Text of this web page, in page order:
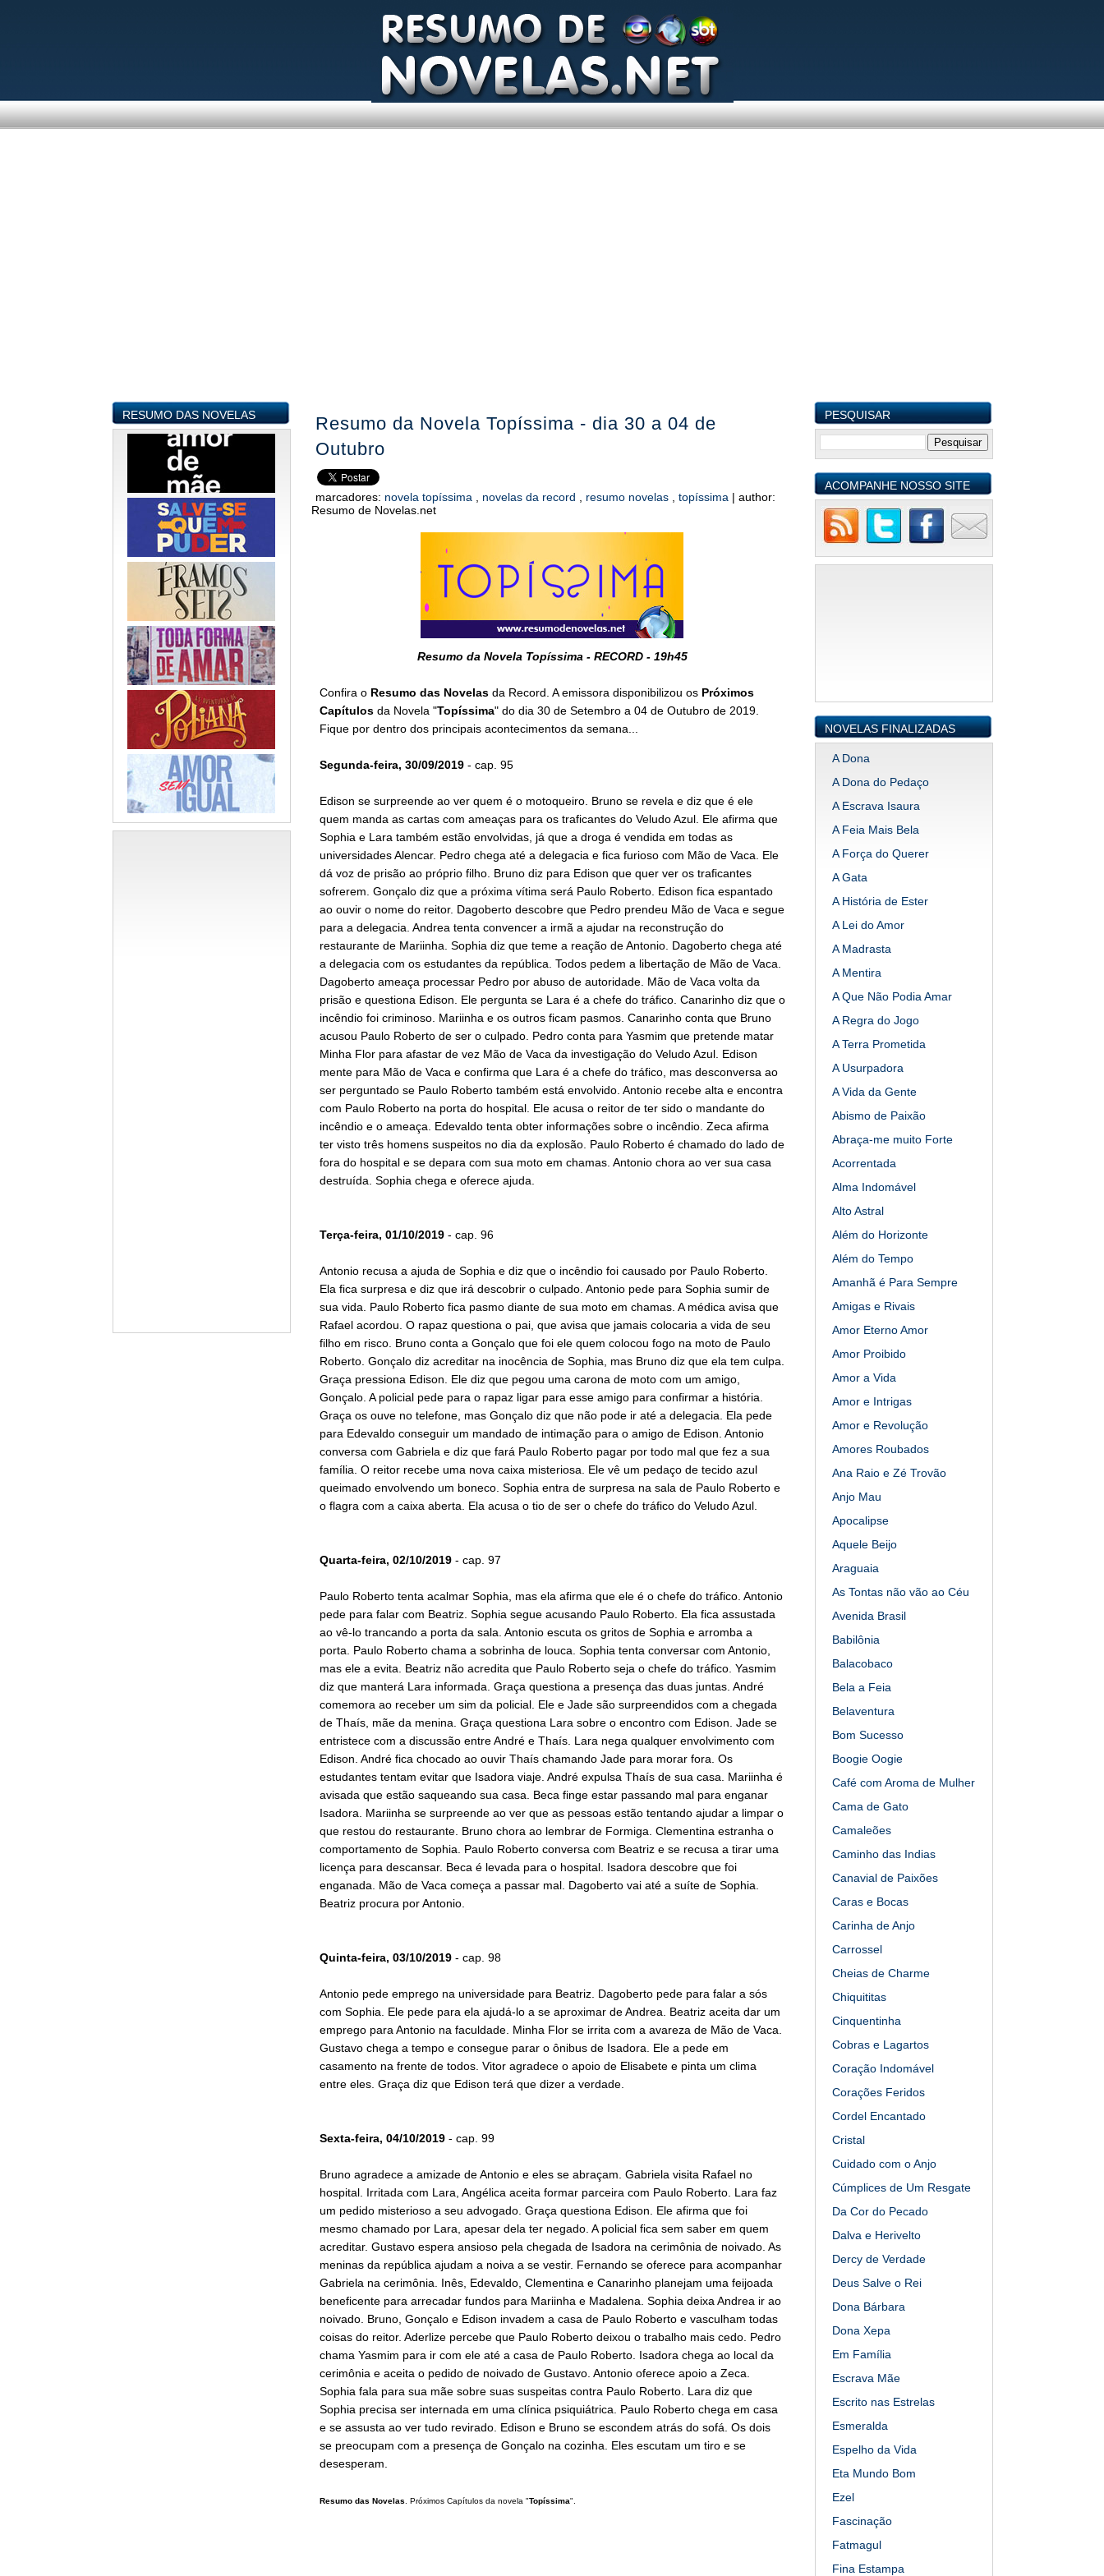
RESUMO DAS NOVELAS
Resumo da Novela Topíssima - dia 30 a 04 de
Outubro
marcadores: novela topíssima novelas da record resumo novelas topíssima | author:
Resumo de Novelas.net
Resumo da Novela Topíssima - RECORD - 19h45
Confira o Resumo das Novelasda Record. A emissora disponibilizou os Próximos
Capítulosda Novela "Topíssima" do dia 30 de Setembro a 04 de Outubro de 2019.
Fique por dentro dos principais acontecimentos da semana...
Segunda-feira, 30/09/2019- cap. 95
Edison se surpreende ao ver quem é o motoqueiro. Bruno se revela e diz que é ele
quem manda as cartas com ameaças para os traficantes do Veludo Azul. Ele afirma que
Sophia e Lara também estão envolvidas, já que a droga é vendida em todas as
universidades Alencar. Pedro chega até a delegacia e fica furioso com Mão de Vaca. Ele
dá voz de prisão ao próprio filho. Bruno diz para Edison que quer ver os traficantes
sofrerem. Gonçalo diz que a próxima vítima será Paulo Roberto. Edison fica espantado
ao ouvir o nome do reitor. Dagoberto descobre que Pedro prendeu Mão de Vaca e segue
para a delegacia. Andrea tenta convencer a irmã a ajudar na reconstrução do
restaurante de Mariinha. Sophia diz que teme a reação de Antonio. Dagoberto chega até
a delegacia com os estudantes da república. Todos pedem a libertação de Mão de Vaca.
Dagoberto ameaça processar Pedro por abuso de autoridade. Mão de Vaca volta da
prisão e questiona Edison. Ele pergunta se Lara é a chefe do tráfico. Canarinho diz que o
incêndio foi criminoso. Mariinha e os outros ficam pasmos. Canarinho conta que Bruno
acusou Paulo Roberto de ser o culpado. Pedro conta para Yasmim que pretende matar
Minha Flor para afastar de vez Mão de Vaca da investigação do Veludo Azul. Edison
mente para Mão de Vaca e confirma que Lara é a chefe do tráfico, mas desconversa ao
ser perguntado se Paulo Roberto também está envolvido. Antonio recebe alta e encontra
com Paulo Roberto na porta do hospital. Ele acusa o reitor de ter sido o mandante do
incêndio e o ameaça. Edevaldo tenta obter informações sobre o incêndio. Zeca afirma
ter visto três homens suspeitos no dia da explosão. Paulo Roberto é chamado do lado de
fora do hospital e se depara com sua moto em chamas. Antonio chora ao ver sua casa
destruída. Sophia chega e oferece ajuda.
Terça-feira, 01/10/2019- cap. 96
Antonio recusa a ajuda de Sophia e diz que o incêndio foi causado por Paulo Roberto.
Ela fica surpresa e diz que irá descobrir o culpado. Antonio pede para Sophia sumir de
sua vida. Paulo Roberto fica pasmo diante de sua moto em chamas. A médica avisa que
Rafael acordou. O rapaz questiona o pai, que avisa que jamais colocaria a vida de seu
filho em risco. Bruno conta a Gonçalo que foi ele quem colocou fogo na moto de Paulo
Roberto. Gonçalo diz acreditar na inocência de Sophia, mas Bruno diz que ela tem culpa.
Graça pressiona Edison. Ele diz que pegou uma carona de moto com um amigo,
Gonçalo. A policial pede para o rapaz ligar para esse amigo para confirmar a história.
Graça os ouve no telefone, mas Gonçalo diz que não pode ir até a delegacia. Ela pede
para Edevaldo conseguir um mandado de intimação para o amigo de Edison. Antonio
conversa com Gabriela e diz que fará Paulo Roberto pagar por todo mal que fez a sua
família. O reitor recebe uma nova caixa misteriosa. Ele vê um pedaço de tecido azul
queimado envolvendo um boneco. Sophia entra de surpresa na sala de Paulo Roberto e
o flagra com a caixa aberta. Ela acusa o tio de ser o chefe do tráfico do Veludo Azul.
Quarta-feira, 02/10/2019- cap. 97
Paulo Roberto tenta acalmar Sophia, mas ela afirma que ele é o chefe do tráfico. Antonio
pede para falar com Beatriz. Sophia segue acusando Paulo Roberto. Ela fica assustada
ao vê-lo trancando a porta da sala. Antonio escuta os gritos de Sophia e arromba a
porta. Paulo Roberto chama a sobrinha de louca. Sophia tenta conversar com Antonio,
mas ele a evita. Beatriz não acredita que Paulo Roberto seja o chefe do tráfico. Yasmim
diz que manterá Lara informada. Graça questiona a presença das duas juntas. André
comemora ao receber um sim da policial. Ele e Jade são surpreendidos com a chegada
de Thaís, mãe da menina. Graça questiona Lara sobre o encontro com Edison. Jade se
entristece com a discussão entre André e Thaís. Lara nega qualquer envolvimento com
Edison. André fica chocado ao ouvir Thaís chamando Jade para morar fora. Os
estudantes tentam evitar que Isadora viaje. André expulsa Thaís de sua casa. Mariinha é
avisada que estão saqueando sua casa. Beca finge estar passando mal para enganar
Isadora. Mariinha se surpreende ao ver que as pessoas estão tentando ajudar a limpar o
que restou do restaurante. Bruno chora ao lembrar de Formiga. Clementina estranha o
comportamento de Sophia. Paulo Roberto conversa com Beatriz e se recusa a tirar uma
licença para descansar. Beca é levada para o hospital. Isadora descobre que foi
enganada. Mão de Vaca começa a passar mal. Dagoberto vai até a suíte de Sophia.
Beatriz procura por Antonio.
Quinta-feira, 03/10/2019- cap. 98
Antonio pede emprego na universidade para Beatriz. Dagoberto pede para falar a sós
com Sophia. Ele pede para ela ajudá-lo a se aproximar de Andrea. Beatriz aceita dar um
emprego para Antonio na faculdade. Minha Flor se irrita com a avareza de Mão de Vaca.
Gustavo chega a tempo e consegue parar o ônibus de Isadora. Ele a pede em
casamento na frente de todos. Vitor agradece o apoio de Elisabete e pinta um clima
entre eles. Graça diz que Edison terá que dizer a verdade.
Sexta-feira, 04/10/2019- cap. 99
Bruno agradece a amizade de Antonio e eles se abraçam. Gabriela visita Rafael no
hospital. Irritada com Lara, Angélica aceita formar parceira com Paulo Roberto. Lara faz
um pedido misterioso a seu advogado. Graça questiona Edison. Ele afirma que foi
mesmo chamado por Lara, apesar dela ter negado. A policial fica sem saber em quem
acreditar. Gustavo espera ansioso pela chegada de Isadora na cerimônia de noivado. As
meninas da república ajudam a noiva a se vestir. Fernando se oferece para acompanhar
Gabriela na cerimônia. Inês, Edevaldo, Clementina e Canarinho planejam uma feijoada
beneficente para arrecadar fundos para Mariinha e Madalena. Sophia deixa Andrea ir ao
noivado. Bruno, Gonçalo e Edison invadem a casa de Paulo Roberto e vasculham todas
coisas do reitor. Aderlize percebe que Paulo Roberto deixou o trabalho mais cedo. Pedro
chama Yasmim para ir com ele até a casa de Paulo Roberto. Isadora chega ao local da
cerimônia e aceita o pedido de noivado de Gustavo. Antonio oferece apoio a Zeca.
Sophia fala para sua mãe sobre suas suspeitas contra Paulo Roberto. Lara diz que
Sophia precisa ser internada em uma clínica psiquiátrica. Paulo Roberto chega em casa
e se assusta ao ver tudo revirado. Edison e Bruno se escondem atrás do sofá. Os dois
se preocupam com a presença de Gonçalo na cozinha. Eles escutam um tiro e se
desesperam.
Resumo das Novelas . Próximos Capítulos da novela "Topíssima".
PESQUISAR
ACOMPANHE NOSSO SITE
NOVELAS FINALIZADAS
A Dona
A Dona do Pedaço
A Escrava Isaura
A Feia Mais Bela
A Força do Querer
A Gata
A História de Ester
A Lei do Amor
A Madrasta
A Mentira
A Que Não Podia Amar
A Regra do Jogo
A Terra Prometida
A Usurpadora
A Vida da Gente
Abismo de Paixão
Abraça-me muito Forte
Acorrentada
Alma Indomável
Alto Astral
Além do Horizonte
Além do Tempo
Amanhã é Para Sempre
Amigas e Rivais
Amor Eterno Amor
Amor Proibido
Amor a Vida
Amor e Intrigas
Amor e Revolução
Amores Roubados
Ana Raio e Zé Trovão
Anjo Mau
Apocalipse
Aquele Beijo
Araguaia
As Tontas não vão ao Céu
Avenida Brasil
Babilônia
Balacobaco
Bela a Feia
Belaventura
Bom Sucesso
Boogie Oogie
Café com Aroma de Mulher
Cama de Gato
Camaleões
Caminho das Indias
Canavial de Paixões
Caras e Bocas
Carinha de Anjo
Carrossel
Cheias de Charme
Chiquititas
Cinquentinha
Cobras e Lagartos
Coração Indomável
Corações Feridos
Cordel Encantado
Cristal
Cuidado com o Anjo
Cúmplices de Um Resgate
Da Cor do Pecado
Dalva e Herivelto
Dercy de Verdade
Deus Salve o Rei
Dona Bárbara
Dona Xepa
Em Família
Escrava Mãe
Escrito nas Estrelas
Esmeralda
Espelho da Vida
Eta Mundo Bom
Ezel
Fascinação
Fatmagul
Fina Estampa